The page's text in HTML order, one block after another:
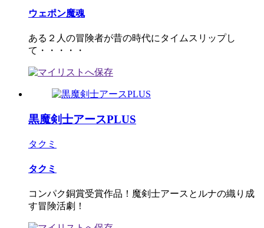
ウェポン魔魂
ある２人の冒険者が昔の時代にタイムスリップし
て・・・・・
黒魔剣士アースPLUS
タクミ
タクミ
コンパク銅賞受賞作品！魔剣士アースとルナの織り成
す冒険活劇！